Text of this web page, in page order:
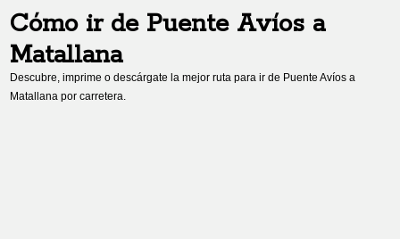
Cómo ir de Puente Avíos a
Matallana
Descubre, imprime o descárgate la mejor ruta para ir de Puente Avíos a
Matallana por carretera.